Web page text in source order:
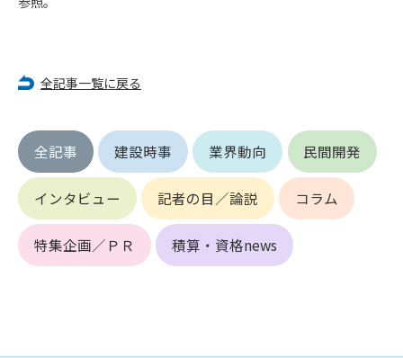
全記事一覧に戻る
全記事 建設時事 業界動向 民間開発
インタビュー 記者の目／論説 コラム
特集企画／ＰＲ 積算・資格news
2. 会員は、自己のIDおよびパスワードを、貸与、譲渡、売買、
3. 会員は、IDおよびパスワードの管理不十分、使用上の過誤、
第三者（他の会員を含む）の使用等による損害について責任
を負うものとし、管理者は一切責任を負いません。
第6条（会員の禁止事項）
1. 会員は建設資料館WEB上で以下の行為をしないものとしま
す。